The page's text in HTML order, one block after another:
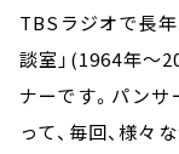
TBSラジオで長
談室」(1964年～
ナーです。パンサ
って、毎回、様